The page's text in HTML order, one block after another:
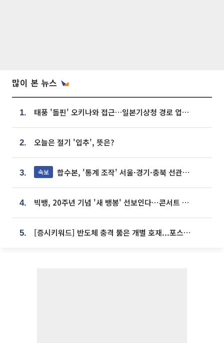
많이 본 뉴스
1. 태풍 '돌핀' 오키나와 접근…일본기상청 경로 업데이트
2. 오늘은 절기 '입추', 뜻은?
3. 속보 합수본, '통계 조작' 서울·경기·충북 선관위 등 추가 압수수색
4. 빅뱅, 20주년 기념 '새 뱅봉' 선보인다⋯콘서트 앞두고 팝업 개최
5. [증시키워드] 반도체 충격 뚫은 개별 호재...포스코퓨처엠·에코프로·한화솔루션 '눈길'